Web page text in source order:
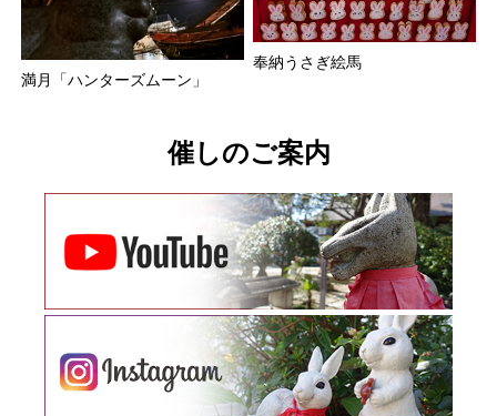
満月「ハンターズムーン」
奉納うさぎ絵馬
催しのご案内